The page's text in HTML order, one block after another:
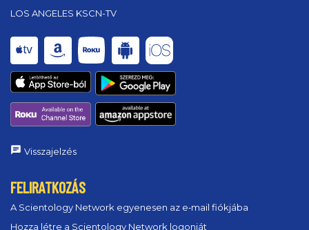
LOS ANGELES KSCN-TV
Visszajelzés
FELIRATKOZÁS
A Scientology Network egyenesen az e‑mail fiókjába
Hozza létre a Scientology Network logonját